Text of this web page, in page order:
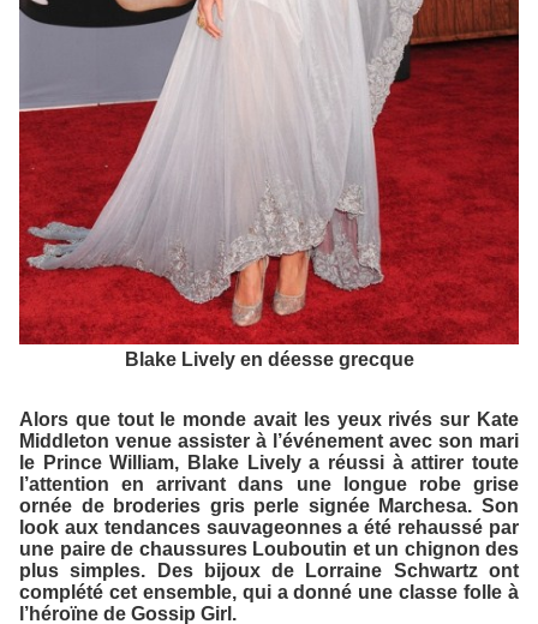
Blake Lively en déesse grecque
Alors que tout le monde avait les yeux rivés sur Kate
Middleton venue assister à l’événement avec son mari
le Prince William, Blake Lively a réussi à attirer toute
l’attention en arrivant dans une longue robe grise
ornée de broderies gris perle signée Marchesa. Son
look aux tendances sauvageonnes a été rehaussé par
une paire de chaussures Louboutin et un chignon des
plus simples. Des bijoux de Lorraine Schwartz ont
complété cet ensemble, qui a donné une classe folle à
l’héroïne de Gossip Girl .